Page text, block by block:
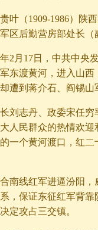
贵叶（1909-1986）陕
区后勤营房部处长（
年2月17日，中共中央
东渡黄河，进入山
遭到蒋介石、阎锡山
刘志丹、政委宋任穷
人民群众的热情欢
一个黄河渡口，红
南线红军进逼汾阳
，保证东征红军背
定攻占三交镇。